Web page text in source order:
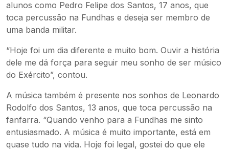
alunos como Pedro Felipe dos Santos, 17 anos, que
toca percussão na Fundhas e deseja ser membro de
uma banda militar.
“Hoje foi um dia diferente e muito bom. Ouvir a história
dele me dá força para seguir meu sonho de ser músico
do Exército”, contou.
A música também é presente nos sonhos de Leonardo
Rodolfo dos Santos, 13 anos, que toca percussão na
fanfarra. “Quando venho para a Fundhas me sinto
entusiasmado. A música é muito importante, está em
quase tudo na vida. Hoje foi legal, gostei do que ele